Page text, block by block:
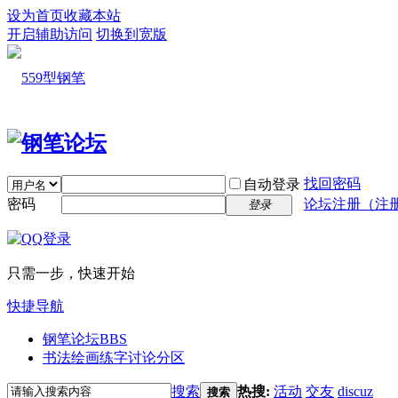
设为首页收藏本站
开启辅助访问 切换到宽版
自动登录 找回密码
密码
登录 论坛注册（注
只需一步，快速开始
快捷导航
钢笔论坛BBS
书法绘画练字讨论分区
搜索 搜索 热搜: 活动 交友 discuz